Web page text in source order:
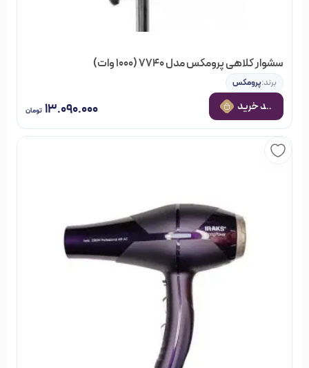
سشوار کلاهی پرومکس مدل 7740 (۱۰۰۰ وات)
برند:پرومکس
۱۳.۰۹۰.۰۰۰ تومان